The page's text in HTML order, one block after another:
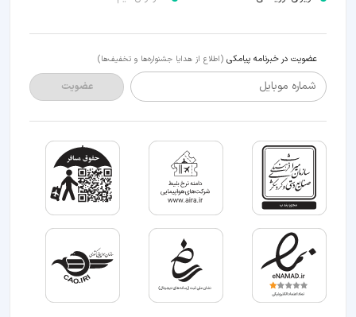
عضویت در خبرنامه پیامکی (اطلاع از هدایا جشنواره‌ها و تخفیف‌ها)
شماره موبایل عضویت